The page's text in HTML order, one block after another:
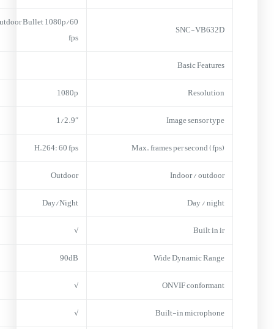
SNC-VB632D
Bullet 1080p/60
fps
Basic Features
Resolution
1080p
Image sensor type
1/2.9″
Max. frames per second (fps)
H.264: 60 fps
Indoor / outdoor
Outdoor
Day / night
Day/Night
Built in ir
√
Wide Dynamic Range
90dB
ONVIF conformant
√
Built-in microphone
√